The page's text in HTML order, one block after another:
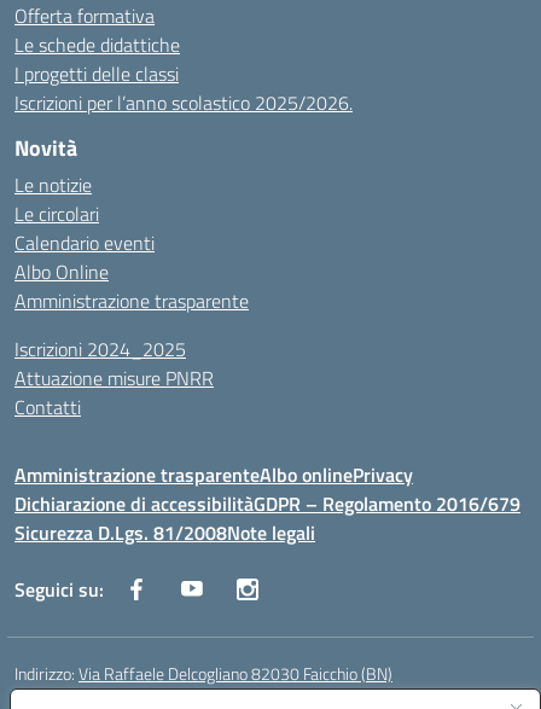
Offerta formativa
Le schede didattiche
I progetti delle classi
Iscrizioni per l’anno scolastico 2025/2026.
Novità
Le notizie
Le circolari
Calendario eventi
Albo Online
Amministrazione trasparente
Iscrizioni 2024_2025
Attuazione misure PNRR
Contatti
Amministrazione trasparenteAlbo onlinePrivacy
Dichiarazione di accessibilitàGDPR – Regolamento 2016/679
Sicurezza D.Lgs. 81/2008Note legali
Seguici su:
Indirizzo:Via Raffaele Delcogliano 82030 Faicchio (BN)
Centralino: